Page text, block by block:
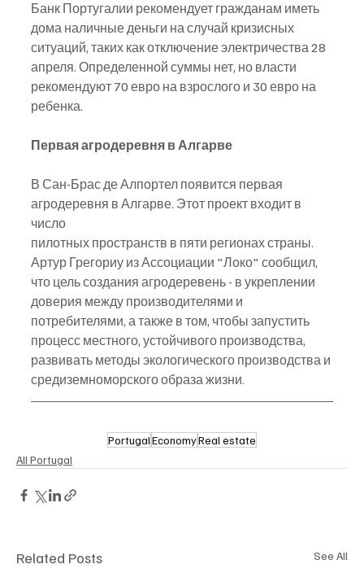
Банк Португалии рекомендует гражданам иметь
дома наличные деньги на случай кризисных
ситуаций, таких как отключение электричества 28
апреля. Определенной суммы нет, но власти
рекомендуют 70 евро на взрослого и 30 евро на
ребенка.
Первая агродеревня в Алгарве
В Сан-Брас де Алпортел появится первая
агродеревня в Алгарве. Этот проект входит в
число
пилотных пространств в пяти регионах страны.
Артур Грегориу из Ассоциации "Локо" сообщил,
что цель создания агродеревень - в укреплении
доверия между производителями и
потребителями, а также в том, чтобы запустить
процесс местного, устойчивого производства,
развивать методы экологического производства и
средиземноморского образа жизни.
PortugalEconomyReal estate
All Portugal
Related Posts See All